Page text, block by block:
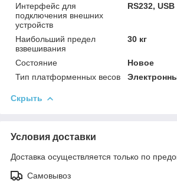
Интерфейс для
подключения внешних
устройств
RS232, USB
Наибольший предел
взвешивания
30 кг
Состояние
Новое
Тип платформенных весов
Скрыть
Условия доставки
Доставка осуществляется только по
Самовывоз